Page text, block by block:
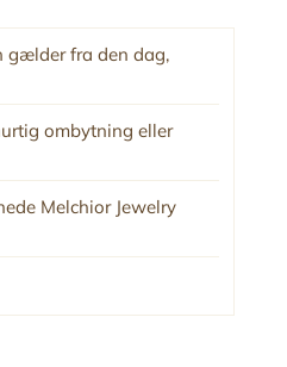
gælder fra den dag,
ombytning eller
Melchior Jewelry